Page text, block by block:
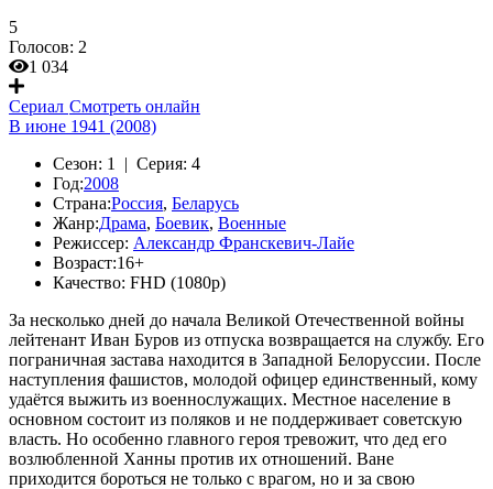
5
Голосов: 2
1 034
Сериал Смотреть онлайн
В июне 1941 (2008)
Сезон: 1 | Серия: 4
Год:2008
Страна:Россия, Беларусь
Жанр:Драма, Боевик, Военные
Режиссер: Александр Франскевич-Лайе
Возраст:16+
Качество: FHD (1080p)
За несколько дней до начала Великой Отечественной войны
лейтенант Иван Буров из отпуска возвращается на службу. Его
пограничная застава находится в Западной Белоруссии. После
наступления фашистов, молодой офицер единственный, кому
удаётся выжить из военнослужащих. Местное население в
основном состоит из поляков и не поддерживает советскую
власть. Но особенно главного героя тревожит, что дед его
возлюбленной Ханны против их отношений. Ване
приходится бороться не только с врагом, но и за свою